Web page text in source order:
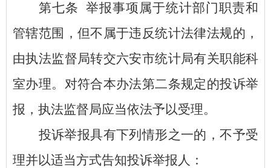
第七条 举报事项属于统计部门职责和
管辖范围，但不属于违反统计法律法规的，
由执法监督局转交六安市统计局有关职能科
室办理。对符合本办法第二条规定的投诉举
报，执法监督局应当依法予以受理。
投诉举报具有下列情形之一的，不予受
理并以适当方式告知投诉举报人：